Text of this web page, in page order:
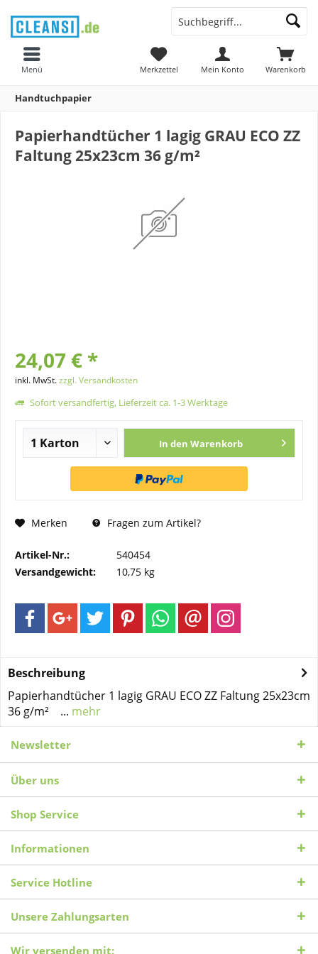
Warenkorb
Merkzettel Mein Konto
Menü
Handtuchpapier
Papierhandtücher 1 lagig GRAU ECO ZZ
Faltung 25x23cm 36 g/m²
24,07 € *
inkl. MwSt.zzgl. Versandkosten
Sofort versandfertig, Lieferzeit ca. 1-3 Werktage
In den Warenkorb
Merken Fragen zum Artikel?
Artikel-Nr.:
540454
Versandgewicht:
10,75 kg
Beschreibung
Papierhandtücher 1 lagig GRAU ECO ZZ Faltung 25x23cm
36 g/m² ... mehr
Newsletter
Über uns
Shop Service
Informationen
Service Hotline
Unsere Zahlungsarten
Wir versenden mit: